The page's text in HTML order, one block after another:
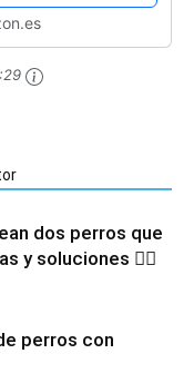
dos perros que
y soluciones 🐕‍🦺
perros con